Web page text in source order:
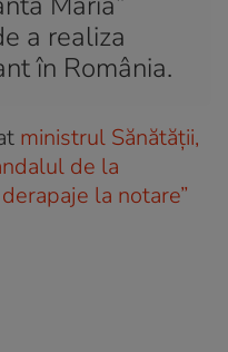
a realiza
în România.
ministrul Sănătății,
de la
la notare”